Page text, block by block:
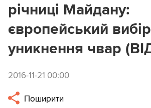
річниці Майдану:
європейський
уникнення чвар
2016-11-21 00:00
Поширити